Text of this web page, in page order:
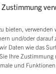
Zustimmung
bieten, verwenden
und/oder darauf
Daten wie das
Ihre
und